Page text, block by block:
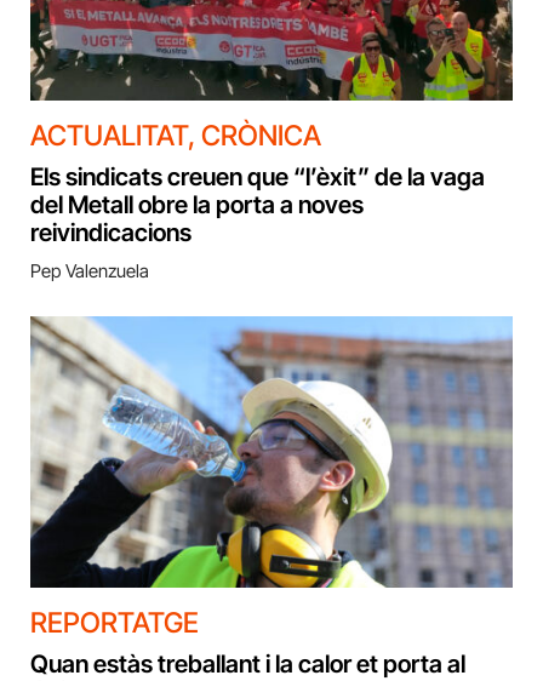
ACTUALITAT, CRÒNICA
Els sindicats creuen que “l’èxit” de la vaga
del Metall obre la porta a noves
reivindicacions
Pep Valenzuela
REPORTATGE
Quan estàs treballant i la calor et porta al